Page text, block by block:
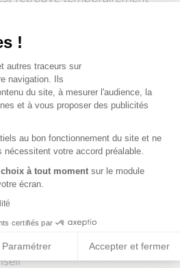
!
du
autres traceurs sur
navigation. Ils
du site, à mesurer l'audience, la
et à vous proposer des publicités
au bon fonctionnement du site et ne
nécessitent votre accord préalable.
à tout moment sur le module
écran.
certifiés par
Paramétrer Accepter et fermer
de l'aide du
pour continuer à
de mes deux
Prévifrance
maintenant ma
santé pendant
faire soigner.
j'ai retrouvé un
45 ans, vit seule
le